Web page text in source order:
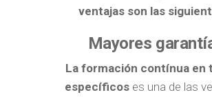
ventajas son las
Mayores
La formación contínua en
específicoses una de las